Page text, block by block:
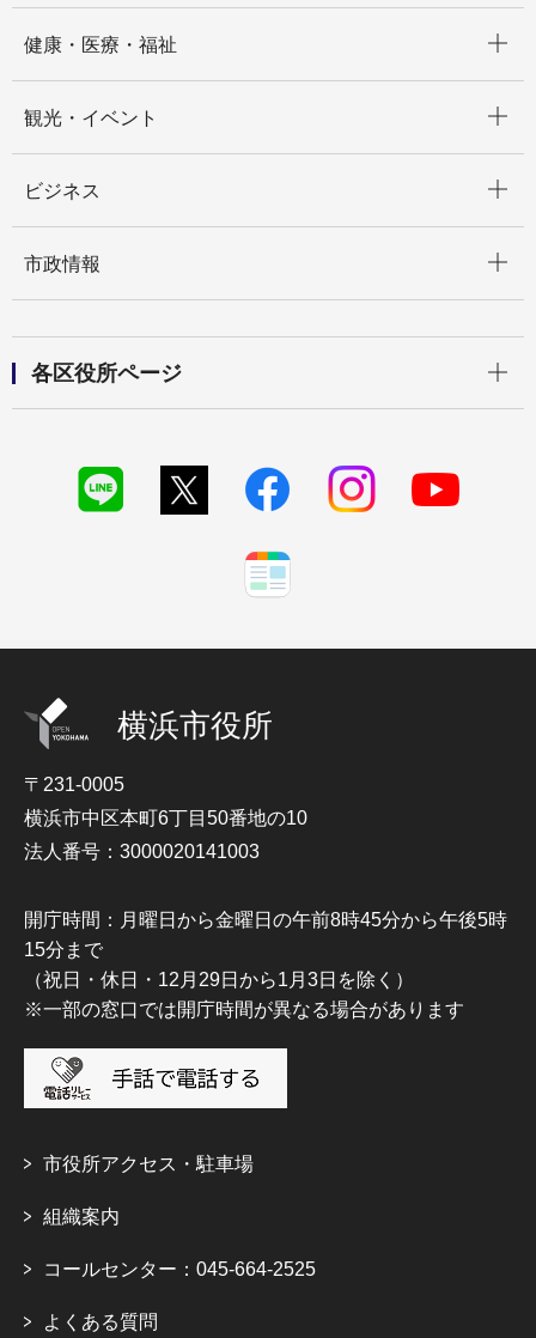
健康・医療・福祉
観光・イベント
ビジネス
市政情報
各区役所ページ
横浜市役所
〒231-0005
横浜市中区本町6丁目50番地の10
法人番号：3000020141003
開庁時間：月曜日から金曜日の午前8時45分から午後5時
15分まで
（祝日・休日・12月29日から1月3日を除く）
※一部の窓口では開庁時間が異なる場合があります
市役所アクセス・駐車場
組織案内
コールセンター：045-664-2525
よくある質問